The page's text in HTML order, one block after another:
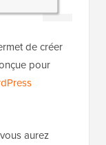
de créer
pour
aurez